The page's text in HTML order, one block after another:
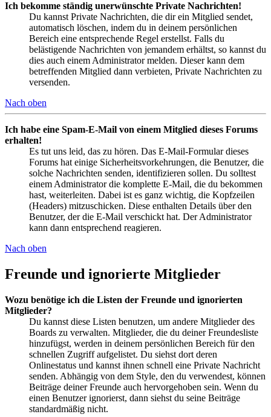
Ich bekomme ständig unerwünschte Private Nachrichten!
Du kannst Private Nachrichten, die dir ein Mitglied sendet,
automatisch löschen, indem du in deinem persönlichen
Bereich eine entsprechende Regel erstellst. Falls du
belästigende Nachrichten von jemandem erhältst, so kannst du
dies auch einem Administrator melden. Dieser kann dem
betreffenden Mitglied dann verbieten, Private Nachrichten zu
versenden.
Nach oben
Ich habe eine Spam-E-Mail von einem Mitglied dieses Forums
erhalten!
Es tut uns leid, das zu hören. Das E-Mail-Formular dieses
Forums hat einige Sicherheitsvorkehrungen, die Benutzer, die
solche Nachrichten senden, identifizieren sollen. Du solltest
einem Administrator die komplette E-Mail, die du bekommen
hast, weiterleiten. Dabei ist es ganz wichtig, die Kopfzeilen
(Headers) mitzuschicken. Diese enthalten Details über den
Benutzer, der die E-Mail verschickt hat. Der Administrator
kann dann entsprechend reagieren.
Nach oben
Freunde und ignorierte Mitglieder
Wozu benötige ich die Listen der Freunde und ignorierten
Mitglieder?
Du kannst diese Listen benutzen, um andere Mitglieder des
Boards zu verwalten. Mitglieder, die du deiner Freundesliste
hinzufügst, werden in deinem persönlichen Bereich für den
schnellen Zugriff aufgelistet. Du siehst dort deren
Onlinestatus und kannst ihnen schnell eine Private Nachricht
senden. Abhängig von dem Style, den du verwendest, können
Beiträge deiner Freunde auch hervorgehoben sein. Wenn du
einen Benutzer ignorierst, dann siehst du seine Beiträge
standardmäßig nicht.